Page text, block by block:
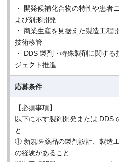
・ 開発候補化合物の特性や患者
よび剤形開発
・ 商業生産を見据えた製造工程
技術移管
・ DDS 製剤・特殊製剤に関す
ジェクト推進
応募条件
【必須事項】
以下に示す製剤開発または DDS
と
① 新規医薬品の製剤設計、製造
の経験があること